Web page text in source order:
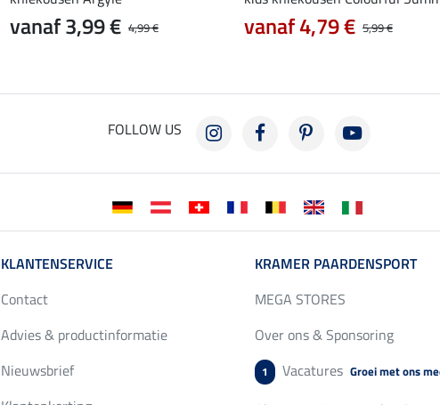
4,99 €
vanaf 3,99 € 5,99 €
vanaf 4,79 €
FOLLOW US
KLANTENSERVICE
Contact
Advies & productinformatie
Nieuwsbrief
KRAMER PAARDENSPORT
MEGA STORES
Over ons & Sponsoring
1 Vacatures Groei met ons